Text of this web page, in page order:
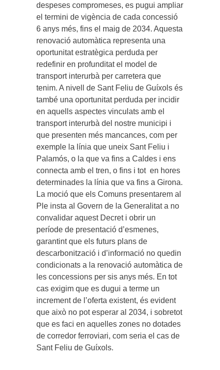
despeses compromeses, es pugui ampliar
el termini de vigència de cada concessió
6 anys més, fins el maig de 2034. Aquesta
renovació automàtica representa una
oportunitat estratègica perduda per
redefinir en profunditat el model de
transport interurbà per carretera que
tenim. A nivell de Sant Feliu de Guíxols és
també una oportunitat perduda per incidir
en aquells aspectes vinculats amb el
transport interurbà del nostre municipi i
que presenten més mancances, com per
exemple la línia que uneix Sant Feliu i
Palamós, o la que va fins a Caldes i ens
connecta amb el tren, o fins i tot en hores
determinades la línia que va fins a Girona.
La moció que els Comuns presentarem al
Ple insta al Govern de la Generalitat a no
convalidar aquest Decret i obrir un
període de presentació d’esmenes,
garantint que els futurs plans de
descarbonització i d’informació no quedin
condicionats a la renovació automàtica de
les concessions per sis anys més. En tot
cas exigim que es dugui a terme un
increment de l’oferta existent, és evident
que això no pot esperar al 2034, i sobretot
que es faci en aquelles zones no dotades
de corredor ferroviari, com seria el cas de
Sant Feliu de Guíxols.